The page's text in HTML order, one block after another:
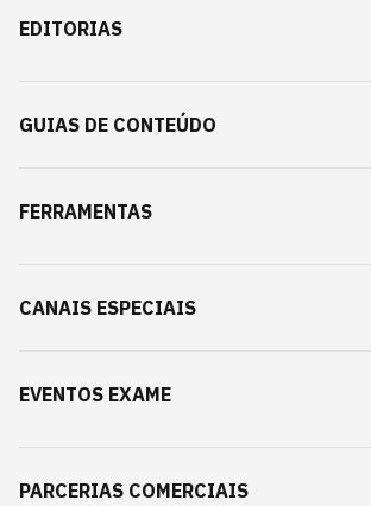
EDITORIAS
GUIAS DE CONTEÚDO
FERRAMENTAS
CANAIS ESPECIAIS
EVENTOS EXAME
PARCERIAS COMERCIAIS